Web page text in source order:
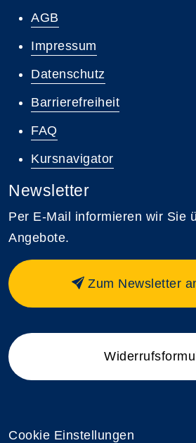
AGB
Impressum
Datenschutz
Barrierefreiheit
FAQ
Kursnavigator
Newsletter
Per E-Mail informieren wir Sie
Angebote.
Zum Newsletter
Cookie Einstellungen